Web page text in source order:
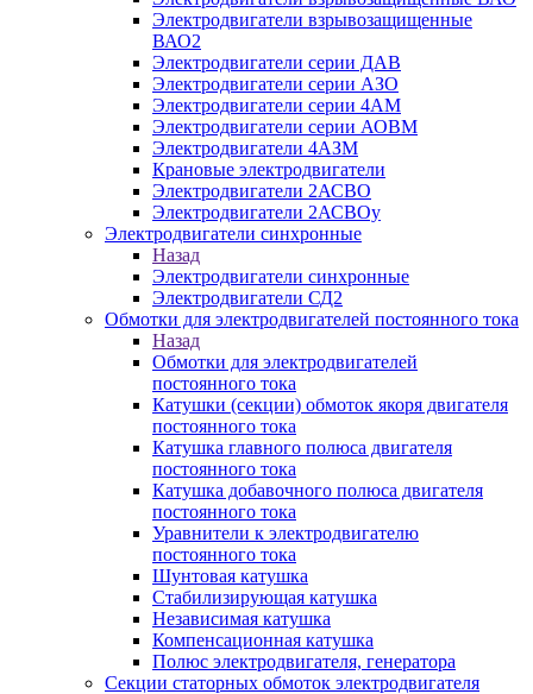
Электродвигатели взрывозащищенные
ВАО2
Электродвигатели серии ДАВ
Электродвигатели серии АЗО
Электродвигатели серии 4АМ
Электродвигатели серии АОВМ
Электродвигатели 4АЗМ
Крановые электродвигатели
Электродвигатели 2АСВО
Электродвигатели 2АСВОу
Электродвигатели синхронные
Назад
Электродвигатели синхронные
Электродвигатели СД2
Обмотки для электродвигателей постоянного тока
Назад
Обмотки для электродвигателей
постоянного тока
Катушки (секции) обмоток якоря двигателя
постоянного тока
Катушка главного полюса двигателя
постоянного тока
Катушка добавочного полюса двигателя
постоянного тока
Уравнители к электродвигателю
постоянного тока
Шунтовая катушка
Стабилизирующая катушка
Независимая катушка
Компенсационная катушка
Полюс электродвигателя, генератора
Секции статорных обмоток электродвигателя